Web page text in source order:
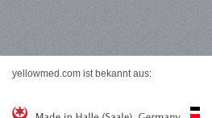
yellowmed.com ist bekannt aus: